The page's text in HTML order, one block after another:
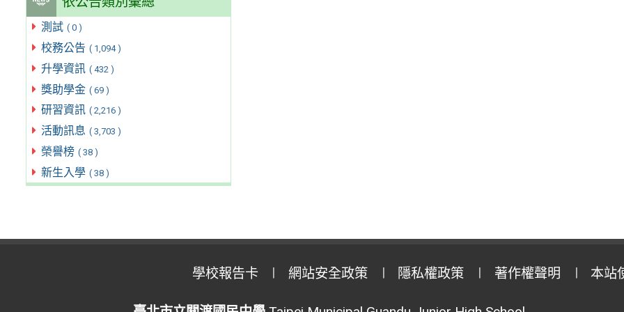
測試 ( 0 )
校務公告 ( 1,094 )
升學資訊 ( 432 )
獎助學金 ( 69 )
研習資訊 ( 2,216 )
活動訊息 ( 3,703 )
榮譽榜 ( 38 )
新生入學 ( 38 )
學校報告卡 網站安全政策 隱私權政策 著作權聲明 本站